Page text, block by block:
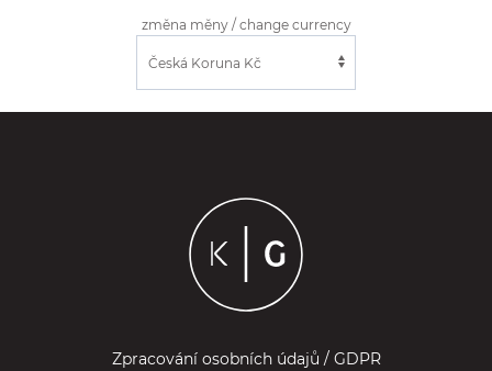
změna měny / change currency
Zpracování osobních údajů / GDPR